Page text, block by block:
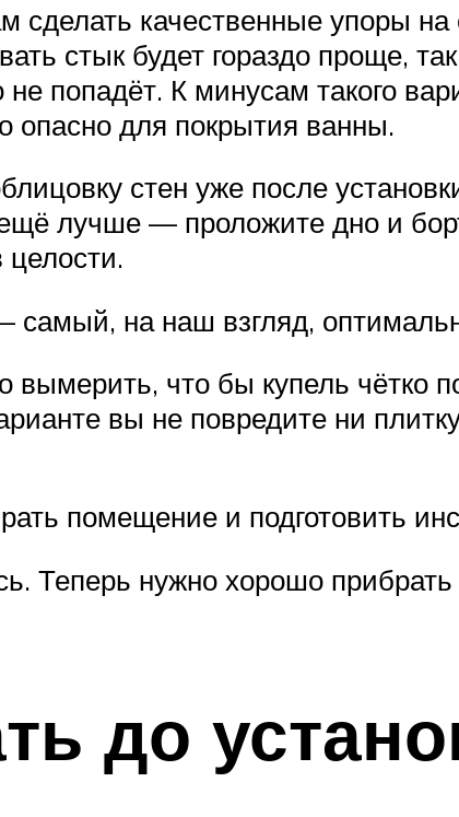
сделать качественные упоры
стык будет гораздо проще,
попадёт. К минусам такого
опасно для покрытия ванны.
стен уже после
лучше — проложите дно и
самый, на наш взгляд,
вымерить, что бы купель чётко
вы не повредите ни
помещение и подготовить
Теперь нужно хорошо
до